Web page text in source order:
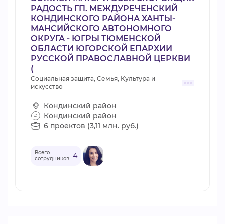
РАДОСТЬ ГП. МЕЖДУРЕЧЕНСКИЙ
КОНДИНСКОГО РАЙОНА ХАНТЫ-
МАНСИЙСКОГО АВТОНОМНОГО
ОКРУГА - ЮГРЫ ТЮМЕНСКОЙ
ОБЛАСТИ ЮГОРСКОЙ ЕПАРХИИ
РУССКОЙ ПРАВОСЛАВНОЙ ЦЕРКВИ
(
Социальная защита, Семья, Культура и
искусство
Кондинский район
Кондинский район
6 проектов (3,11 млн. руб.)
Всего
сотрудников 4